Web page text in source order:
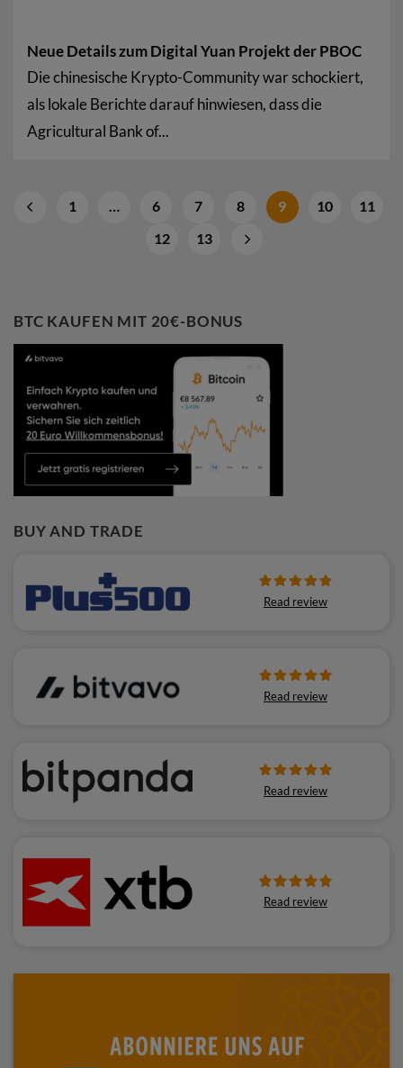
Neue Details zum Digital Yuan Projekt der PBOC
Die chinesische Krypto-Community war schockiert,
als lokale Berichte darauf hinwiesen, dass die
Agricultural Bank of...
1 … 6 7 8 9 10
11
12
13
BTC KAUFEN MIT 20€-BONUS
BUY AND TRADE
Read review
Read review
Read review
Read review